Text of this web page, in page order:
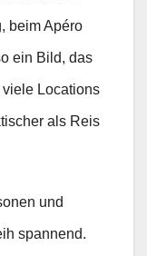
beim Apéro
ein Bild, das
Locations
als Reis
und
spannend.